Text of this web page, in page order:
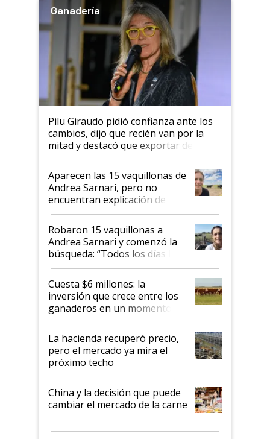
Ganadería
Pilu Giraudo pidió confianza ante los
cambios, dijo que recién van por la
mitad y destacó que exportar dejó de
ser "para unos pocos": "Tenemos un
mandato muy claro del gobierno
nacional"
Aparecen las 15 vaquillonas de
Andrea Sarnari, pero no
encuentran explicación de
cómo llegaron allí
Robaron 15 vaquillonas a
Andrea Sarnari y comenzó la
búsqueda: “Todos los días le
toca a algún productor”
Cuesta $6 millones: la
inversión que crece entre los
ganaderos en un momento
histórico para la actividad
La hacienda recuperó precio,
pero el mercado ya mira el
próximo techo
China y la decisión que puede
cambiar el mercado de la carne